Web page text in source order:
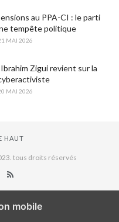
au PPA-CI : le parti
tempête politique
MAI 2026
Zigui revient sur la
MAI 2026
HAUT
tous droits réservés
mobile